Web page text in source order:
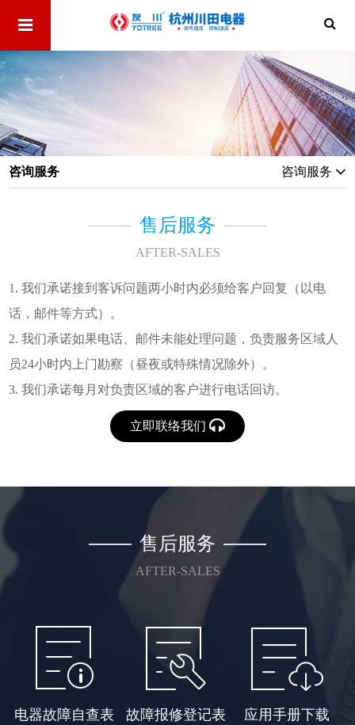
咨询服务 咨询服务
售后服务
AFTER-SALES
1. 我们承诺接到客诉问题两小时内必须给客户回复（以电
话，邮件等方式）。
2. 我们承诺如果电话、邮件未能处理问题，负责服务区域人
员24小时内上门勘察（昼夜或特殊情况除外）。
3. 我们承诺每月对负责区域的客户进行电话回访。
立即联络我们
售后服务
AFTER-SALES
电器故障自查表 故障报修登记表 应用手册下载